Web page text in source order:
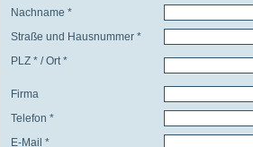
Nachname *
Straße und Hausnummer *
PLZ * /Ort*
Firma
Telefon *
E-Mail *